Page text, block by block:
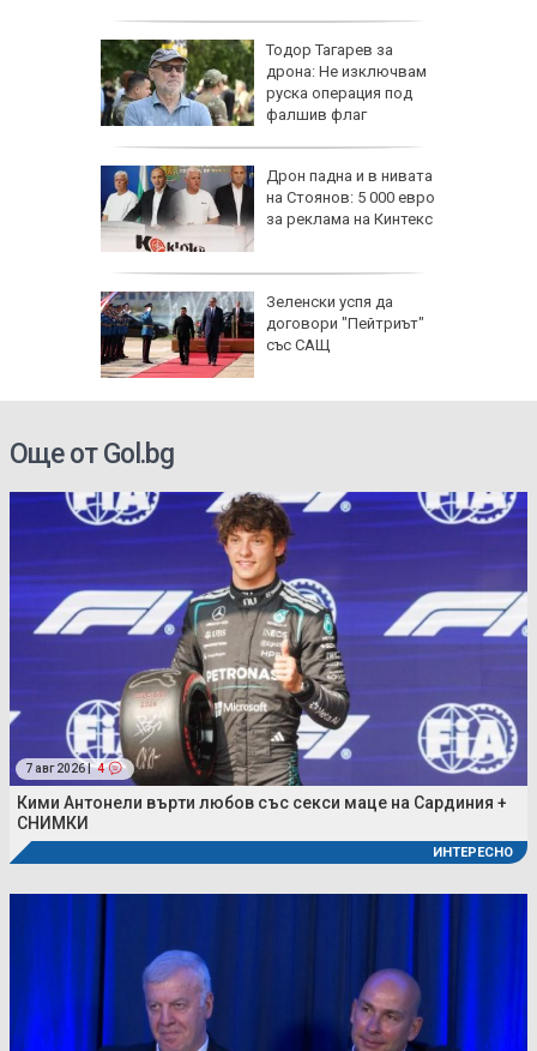
Тодор Тагарев за
дрона: Не изключвам
руска операция под
фалшив флаг
Дрон падна и в нивата
на Стоянов: 5 000 евро
за реклама на Кинтекс
Зеленски успя да
договори "Пейтриът"
със САЩ
Още от Gol.bg
7 авг 2026 | 4
Кими Антонели върти любов със секси маце на Сардиния +
СНИМКИ
ИНТЕРЕСНО